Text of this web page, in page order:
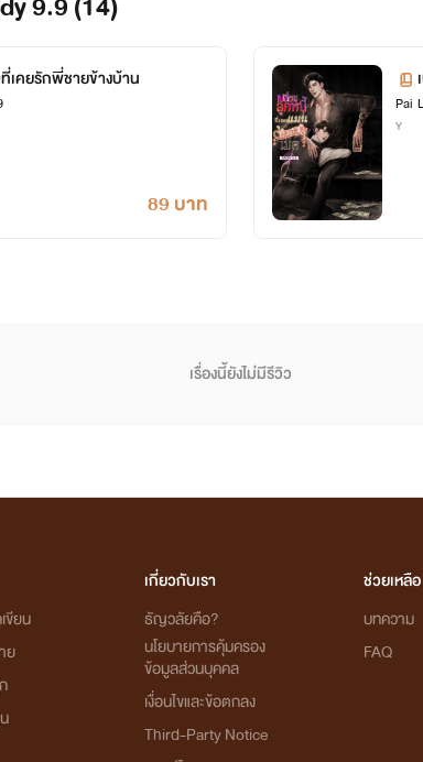
เคยรักพี่ชายข้างบ้าน
89 บาท
Pai
Y
เรื่องนี้ยังไม่มีรีวิว
ขียน
ย
เกี่ยวกับเรา
ธัญวลัยคือ?
นโยบายการคุ้มครอง
ข้อมูลส่วนบุคคล
เงื่อนไขและข้อตกลง
Third-Party Notice
ช่วยเหลือ
บทความ
FAQ